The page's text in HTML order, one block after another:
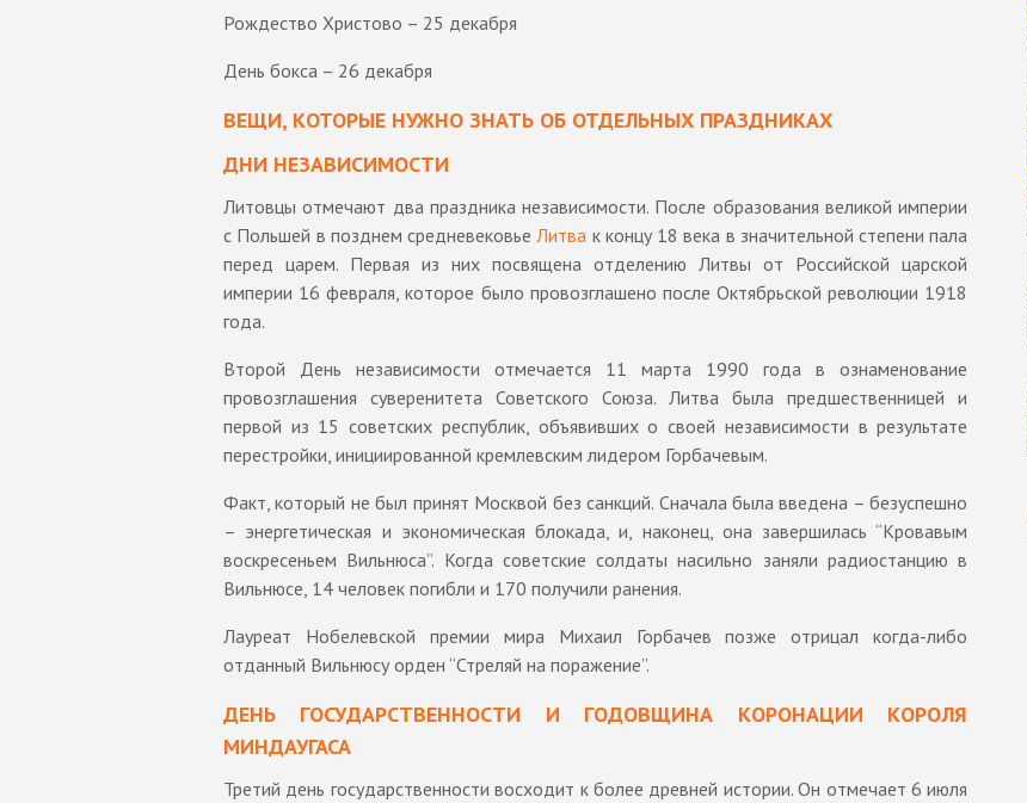
Рождество Христово – 25 декабря
День бокса – 26 декабря
ВЕЩИ, КОТОРЫЕ НУЖНО ЗНАТЬ ОБ ОТДЕЛЬНЫХ ПРАЗДНИКАХ
ДНИ НЕЗАВИСИМОСТИ
Литовцы отмечают два праздника независимости. После образования великой империи
с Польшей в позднем средневековье Литва к концу 18 века в значительной степени пала
перед царем. Первая из них посвящена отделению Литвы от Российской царской
империи 16 февраля, которое было провозглашено после Октябрьской революции 1918
года.
Второй День независимости отмечается 11 марта 1990 года в ознаменование
провозглашения суверенитета Советского Союза. Литва была предшественницей и
первой из 15 советских республик, объявивших о своей независимости в результате
перестройки, инициированной кремлевским лидером Горбачевым.
Факт, который не был принят Москвой без санкций. Сначала была введена – безуспешно
– энергетическая и экономическая блокада, и, наконец, она завершилась “Кровавым
воскресеньем Вильнюса”. Когда советские солдаты насильно заняли радиостанцию в
Вильнюсе, 14 человек погибли и 170 получили ранения.
Лауреат Нобелевской премии мира Михаил Горбачев позже отрицал когда-либо
отданный Вильнюсу орден “Стреляй на поражение”.
ДЕНЬ ГОСУДАРСТВЕННОСТИ И ГОДОВЩИНА КОРОНАЦИИ КОРОЛЯ
МИНДАУГАСА
Третий день государственности восходит к более древней истории. Он отмечает 6 июля